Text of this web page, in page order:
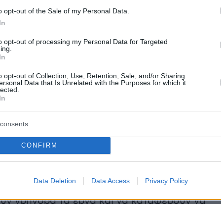
opt-out of the Sale of my Personal Data.
opt-out of processing my Personal Data for Targeted
opt-out of Collection, Use, Retention, Sale, and/or Sharing
Data that Is Unrelated with the Purposes for which it
CONFIRM
Data Deletion Data Access Privacy Policy
οι αιτούντες άσυλο αλλά και ο ελληνικός
έχει περιέλθει σε δυσμενή θέση», τόνισε
Χρηματοδοτικού Μηχανισμού.
μεγάλη σημασία ότι τα EEA Grants δίνουν
χρηματοδότηση στην κατεύθυνση μιας
και συμπεριληπτικής κοινωνίας για όλους. Ο
καθημερινά για την ίση πρόσβαση όλων
δικαιώματα», τόνισε ο Επαμεινώνδας
της HumanRights360, που μαζί με τη
μεγάλο στοίχημα αυτή τη χρονική στιγμή
γρήγορα τα έργα και να καταφέρουν να